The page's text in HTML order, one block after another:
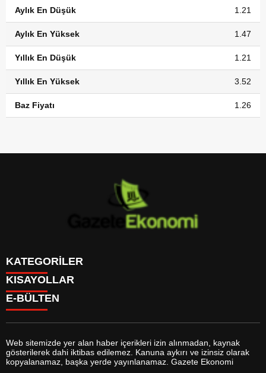
Aylık En Düşük 1.21
Aylık En Yüksek 1.47
Yıllık En Düşük 1.21
Yıllık En Yüksek 3.52
Baz Fiyatı 1.26
KATEGORİLER
GÜNDEM
DÜNYA
SİYASET
MAGAZİN
SAĞLIK
EĞİTİM
YAŞAM
KISAYOLLAR
BURÇLAR
FİKSTÜR
FİRMA EKLE
FİRMA REHBERİ
E-BÜLTEN
gazeteekonomi.com e-bültenine abone olarak, tarafınıza haber,
Web sitemizde yer alan haber içerikleri izin alınmadan, kaynak
gösterilerek dahi iktibas edilemez. Kanuna aykırı ve izinsiz olarak
kopyalanamaz, başka yerde yayınlanamaz. Gazete Ekonomi